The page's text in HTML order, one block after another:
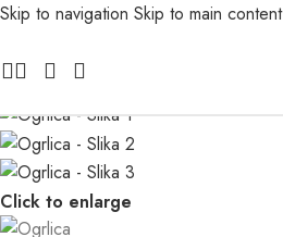
Skip to navigation Skip to main content
-60%
Click to enlarge